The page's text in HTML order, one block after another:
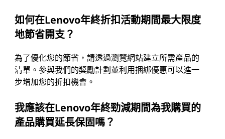
如何在Lenovo年終折扣活動期間最大限度
地節省開支？
為了優化您的節省，請透過瀏覽網站建立所需產品的
清單。參與我們的獎勵計劃並利用捆綁優惠可以進一
步增加您的折扣機會。
我應該在Lenovo年終勁減期間為我購買的
產品購買延長保固嗎？